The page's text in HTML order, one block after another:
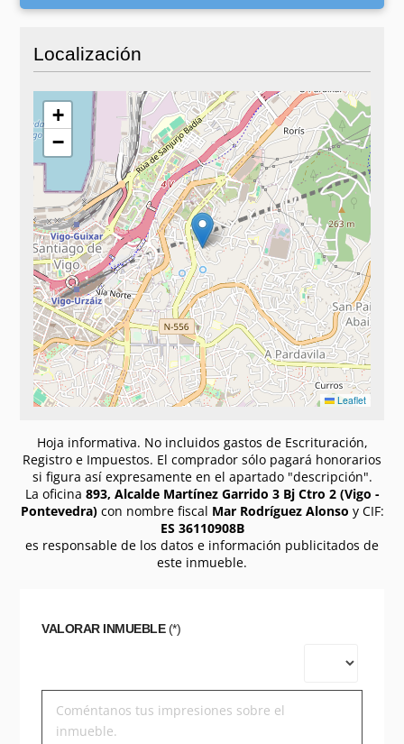
Localización
+
−
Leaflet
Hoja informativa. No incluidos gastos de Escrituración,
Registro e Impuestos. El comprador sólo pagará honorarios
si figura así expresamente en el apartado "descripción".
La oficina 893, Alcalde Martínez Garrido 3 Bj Ctro 2 (Vigo -
Pontevedra)con nombre fiscal Mar Rodríguez Alonso y CIF:
ES 36110908B
es responsable de los datos e información publicitados de
este inmueble.
VALORAR INMUEBLE(*)